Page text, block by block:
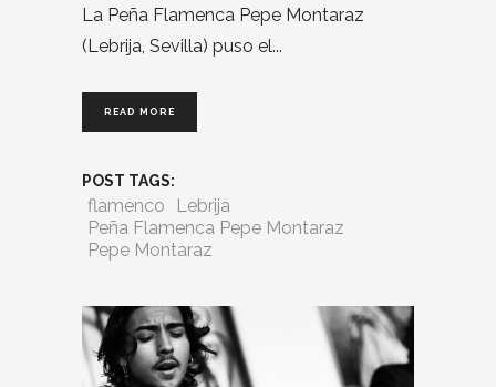
La Peña Flamenca Pepe Montaraz
(Lebrija, Sevilla) puso el
READ MORE
POST TAGS:
flamenco
Lebrija
Peña Flamenca Pepe Montaraz
Pepe Montaraz